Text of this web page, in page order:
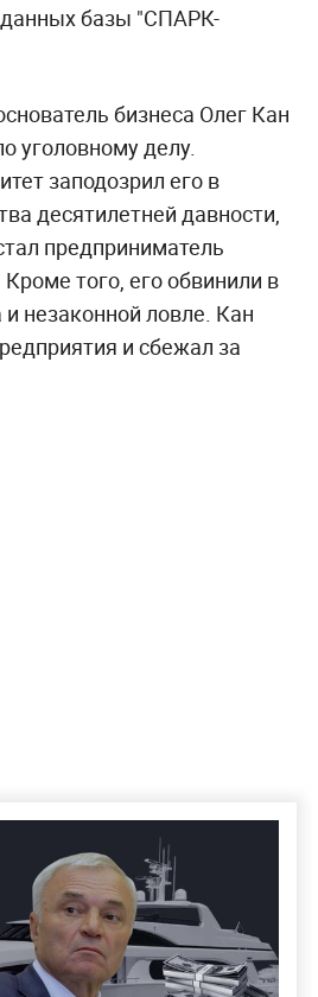
данных базы "СПАРК-
бизнеса Олег Кан
уголовному делу.
заподозрил его в
десятилетней давности,
предприниматель
того, его обвинили в
незаконной ловле. Кан
и сбежал за